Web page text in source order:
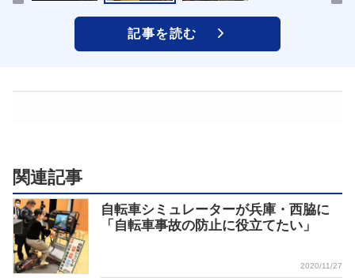
記事を読む
関連記事
自転車シミュレーターが兵庫・西脇に
「自転車事故の防止に役立てたい」
2020/11/27